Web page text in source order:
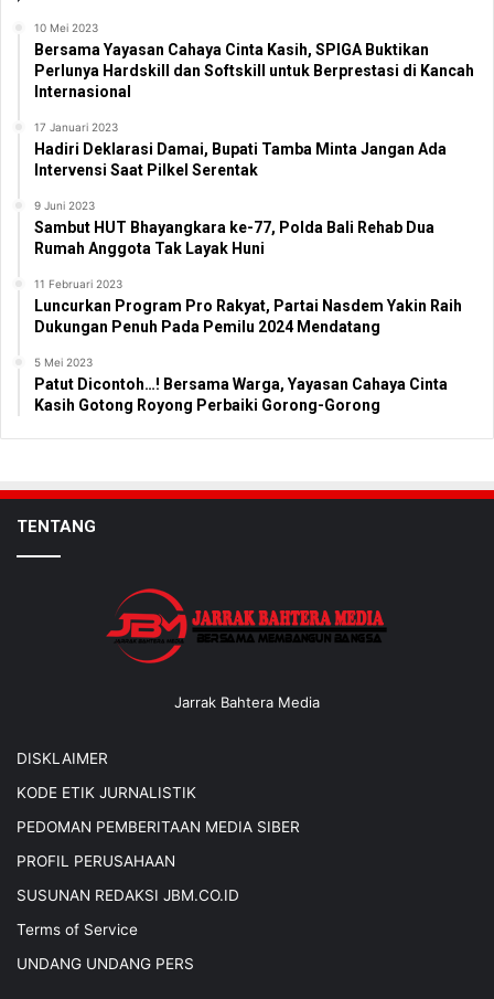
10 Mei 2023
Bersama Yayasan Cahaya Cinta Kasih, SPIGA Buktikan
Perlunya Hardskill dan Softskill untuk Berprestasi di Kancah
Internasional
17 Januari 2023
Hadiri Deklarasi Damai, Bupati Tamba Minta Jangan Ada
Intervensi Saat Pilkel Serentak
9 Juni 2023
Sambut HUT Bhayangkara ke-77, Polda Bali Rehab Dua
Rumah Anggota Tak Layak Huni
11 Februari 2023
Luncurkan Program Pro Rakyat, Partai Nasdem Yakin Raih
Dukungan Penuh Pada Pemilu 2024 Mendatang
5 Mei 2023
Patut Dicontoh…! Bersama Warga, Yayasan Cahaya Cinta
Kasih Gotong Royong Perbaiki Gorong-Gorong
TENTANG
Jarrak Bahtera Media
DISKLAIMER
KODE ETIK JURNALISTIK
PEDOMAN PEMBERITAAN MEDIA SIBER
PROFIL PERUSAHAAN
SUSUNAN REDAKSI JBM.CO.ID
Terms of Service
UNDANG UNDANG PERS